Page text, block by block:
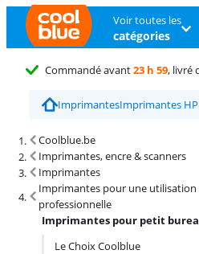
Voir toutes les
catégories
Commandé avant23 h 59, livré
ImprimantesImprimantes
Coolblue.be
Imprimantes, encre & scanners
Imprimantes
Imprimantes pour une utilisation
professionnelle
Imprimantes pour petit
Le Choix Coolblue
Résultats de recherche et tri